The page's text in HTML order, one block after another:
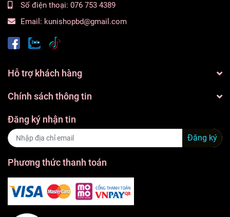
Số điện thoại: 076 753 4389
Email: kunishopbd@gmail.com
Hỗ trợ khách hàng
Chính sách thông tin
Đăng ký nhận tin
Đăng ký
Phương thức thanh toán